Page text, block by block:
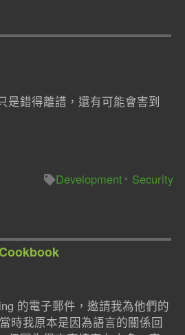
是錯得離譜，還有可能會害到
Development
Security
的電子郵件，邀請我為他們的
時我原本是因為語言的關係回